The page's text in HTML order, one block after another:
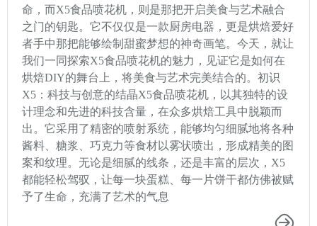
命，而X5食品喷花机，则是那把开启美食与艺术融合
之门的钥匙。它不仅仅是一款厨房电器，更是烘焙爱好
者手中那把能够绘制甜蜜梦想的神奇画笔。今天，就让
我们一同探索X5食品喷花机的魅力，见证它是如何在
烘焙DIY的舞台上，将美食与艺术完美结合的。初识
X5：科技与创意的结晶X5食品喷花机，以其独特的设
计理念和先进的科技含量，在众多烘焙工具中脱颖而
出。它采用了精密的喷射系统，能够均匀细腻地将各种
酱料、糖浆、巧克力等食材以雾状喷出，形成精美的图
案和纹理。无论是细腻的线条，还是丰富的层次，X5
都能轻松驾驭，让每一块蛋糕、每一片饼干都仿佛被赋
予了生命，充满了艺术的气息